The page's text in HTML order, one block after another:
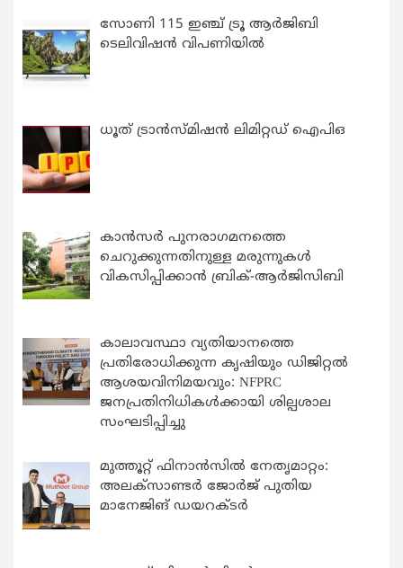
സോണി 115 ഇഞ്ച് ട്രൂ ആർജിബി
ടെലിവിഷൻ വിപണിയിൽ
ധൂത് ട്രാൻസ്മിഷൻ ലിമിറ്റഡ് ഐപിഒ
കാന്‍സര്‍ പുനരാഗമനത്തെ
ചെറുക്കുന്നതിനുള്ള മരുന്നുകള്‍
വികസിപ്പിക്കാന്‍ ബ്രിക്-ആര്‍ജിസിബി
കാലാവസ്ഥാ വ്യതിയാനത്തെ
പ്രതിരോധിക്കുന്ന കൃഷിയും ഡിജിറ്റൽ
ആശയവിനിമയവും: NFPRC
ജനപ്രതിനിധികൾക്കായി ശില്പശാല
സംഘടിപ്പിച്ചു
മുത്തൂറ്റ് ഫിനാൻസിൽ നേതൃമാറ്റം:
അലക്സാണ്ടർ ജോർജ് പുതിയ
മാനേജിങ് ഡയറക്ടർ